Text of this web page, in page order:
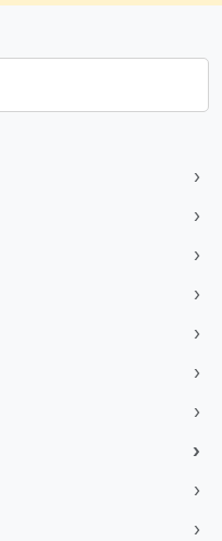
›
›
›
›
›
›
›
›
›
›